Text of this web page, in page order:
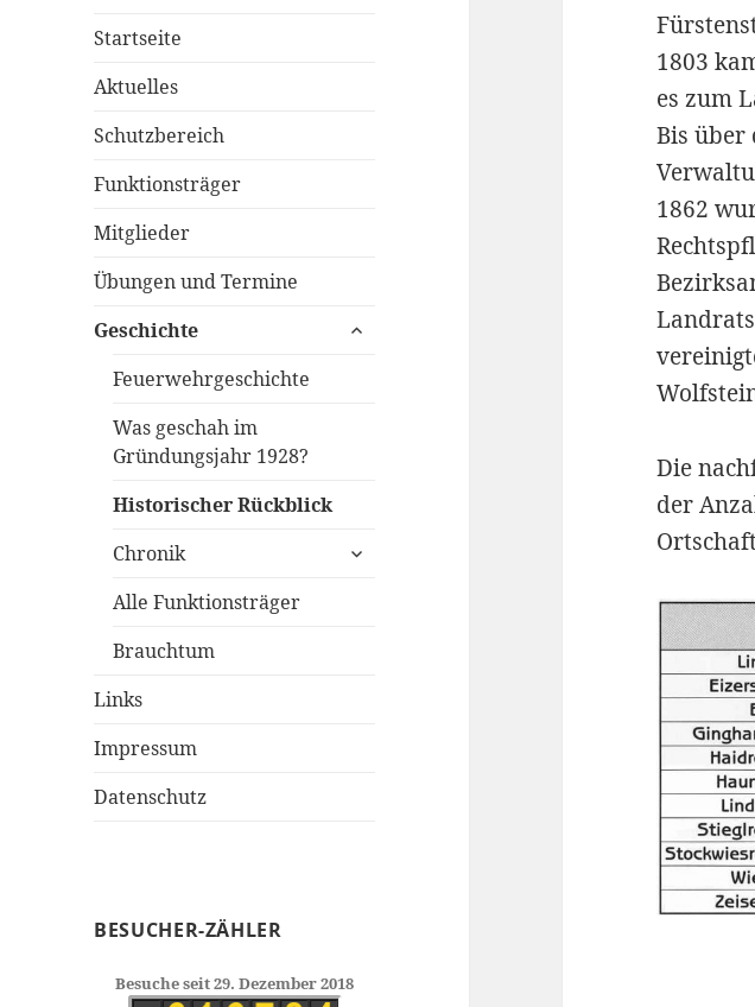
Startseite
Aktuelles
Schutzbereich
Funktionsträger
Mitglieder
Übungen und Termine
Geschichte
untermenü
Feuerwehrgeschichte
Was geschah im
Gründungsjahr 1928?
Historischer Rückblick
Chronik
untermenü
Alle Funktionsträger
Brauchtum
Links
Impressum
Datenschutz
BESUCHER-ZÄHLER
Besuche seit 29. Dezember 2018
1803
es zum
Bis über
1862
Die
der